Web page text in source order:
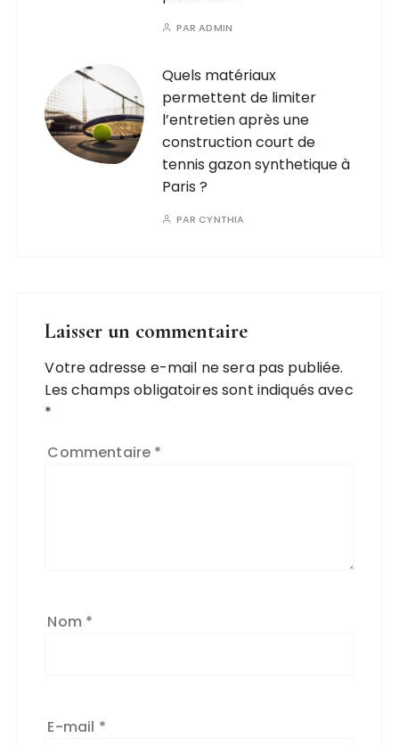
PARADMIN
Quels matériaux
permettent de limiter
l’entretien après une
construction court de
tennis gazon synthetique à
Paris ?
PAR CYNTHIA
Laisser un commentaire
Votre adresse e-mail ne sera pas publiée.
Les champs obligatoires sont indiqués avec
*
Commentaire *
Nom *
E-mail *